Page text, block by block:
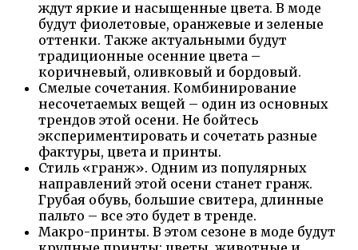
ждут яркие и насыщенные цвета. В моде
будут фиолетовые, оранжевые и зеленые
оттенки. Также актуальными будут
традиционные осенние цвета –
коричневый, оливковый и бордовый.
Смелые сочетания. Комбинирование
несочетаемых вещей – один из основных
трендов этой осени. Не бойтесь
экспериментировать и сочетать разные
фактуры, цвета и принты.
Стиль «гранж». Одним из популярных
направлений этой осени станет гранж.
Грубая обувь, большие свитера, длинные
пальто – все это будет в тренде.
Макро-принты. В этом сезоне в моде будут